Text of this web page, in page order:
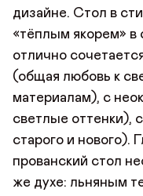
дизайне. Стол в
«тёплым якорем»
отлично
(общая любовь к
материалам), с
светлые оттенки),
старого и нового).
прованский стол
же духе: льняным